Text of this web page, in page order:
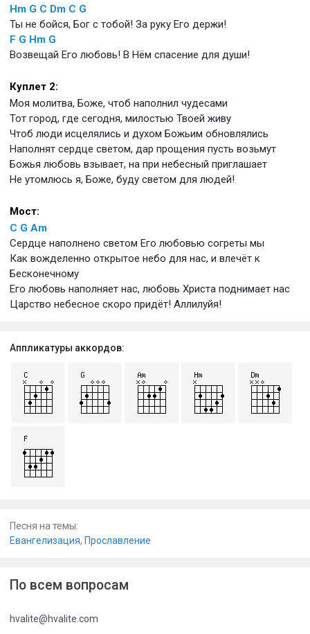
Hm G C Dm C G
Ты не бойся, Бог с тобой! За руку Его держи!
F G Hm G
Возвещай Его любовь! В Нём спасение для души!
Куплет 2:
Моя молитва, Боже, чтоб наполнил чудесами
Тот город, где сегодня, милостью Твоей живу
Чтоб люди исцелялись и духом Божьим обновлялись
Наполнят сердце светом, дар прощения пусть возьмут
Божья любовь взывает, на при небесный приглашает
Не утомлюсь я, Боже, буду светом для людей!
Мост:
C G Am
Сердце наполнено светом Его любовью согреты мы
Как вожделенно открытое небо для нас, и влечёт к
Бесконечному
Его любовь наполняет нас, любовь Христа поднимает нас
Царство небесное скоро придёт! Аллилуйя!
Аппликатуры аккордов:
Песня на темы:
Евангелизация, Прославление
По всем вопросам
hvalite@hvalite.com